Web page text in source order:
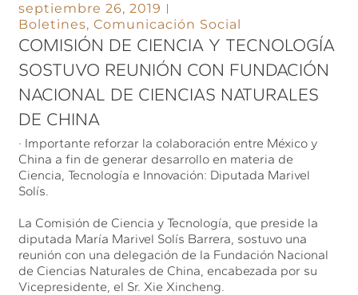
septiembre 26, 2019
Boletines,Comunicación Social
COMISIÓN DE CIENCIA Y TECNOLOGÍA
SOSTUVO REUNIÓN CON FUNDACIÓN
NACIONAL DE CIENCIAS NATURALES
DE CHINA
· Importante reforzar la colaboración entre México y
China a fin de generar desarrollo en materia de
Ciencia, Tecnología e Innovación: Diputada Marivel
Solís.
La Comisión de Ciencia y Tecnología, que preside la
diputada María Marivel Solís Barrera, sostuvo una
reunión con una delegación de la Fundación Nacional
de Ciencias Naturales de China, encabezada por su
Vicepresidente, el Sr. Xie Xincheng.